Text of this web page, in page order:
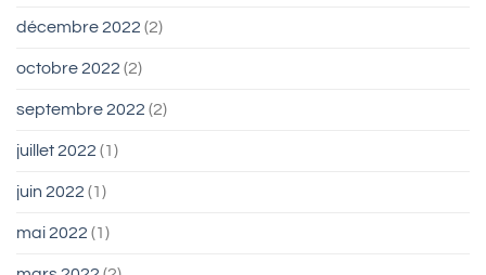
décembre 2022 (2)
octobre 2022 (2)
septembre 2022 (2)
juillet 2022 (1)
juin 2022 (1)
mai 2022 (1)